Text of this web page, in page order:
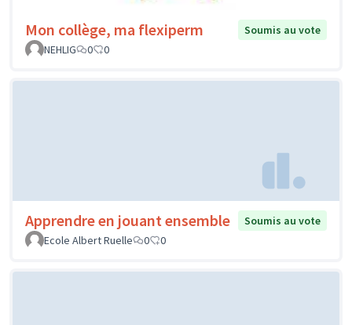
Mon collège, ma flexiperm
Soumis au vote
NEHLIG
0 0
Apprendre en jouant ensemble
Soumis au vote
Ecole Albert Ruelle
0 0